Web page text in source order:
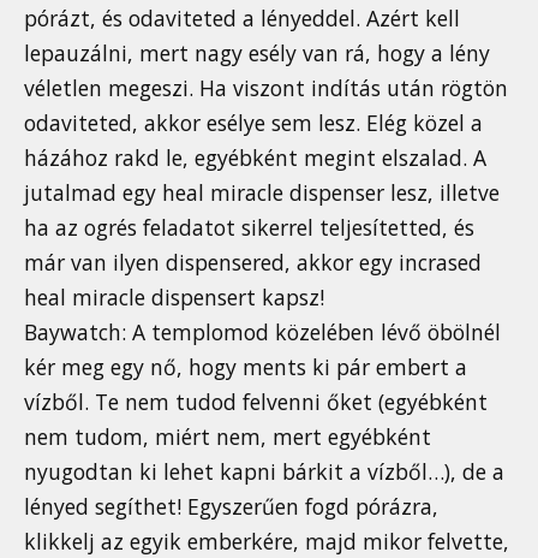
pórázt, és odaviteted a lényeddel. Azért kell
lepauzálni, mert nagy esély van rá, hogy a lény
véletlen megeszi. Ha viszont indítás után rögtön
odaviteted, akkor esélye sem lesz. Elég közel a
házához rakd le, egyébként megint elszalad. A
jutalmad egy heal miracle dispenser lesz, illetve
ha az ogrés feladatot sikerrel teljesítetted, és
már van ilyen dispensered, akkor egy incrased
heal miracle dispensert kapsz!
Baywatch: A templomod közelében lévő öbölnél
kér meg egy nő, hogy ments ki pár embert a
vízből. Te nem tudod felvenni őket (egyébként
nem tudom, miért nem, mert egyébként
nyugodtan ki lehet kapni bárkit a vízből…), de a
lényed segíthet! Egyszerűen fogd pórázra,
klikkelj az egyik emberkére, majd mikor felvette,